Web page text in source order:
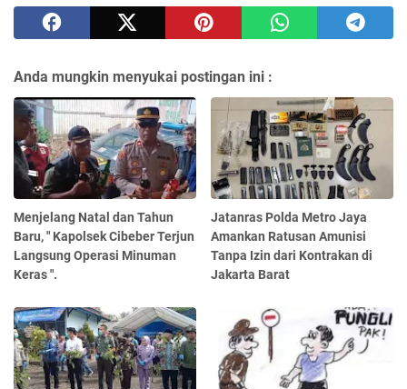
Anda mungkin menyukai postingan ini :
Menjelang Natal dan Tahun
Baru, " Kapolsek Cibeber Terjun
Langsung Operasi Minuman
Keras ".
Jatanras Polda Metro Jaya
Amankan Ratusan Amunisi
Tanpa Izin dari Kontrakan di
Jakarta Barat